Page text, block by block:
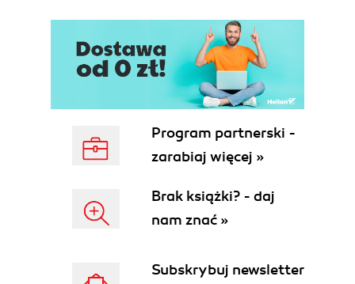
Program partnerski -
zarabiaj więcej »
Brak książki? - daj
nam znać »
Subskrybuj newsletter